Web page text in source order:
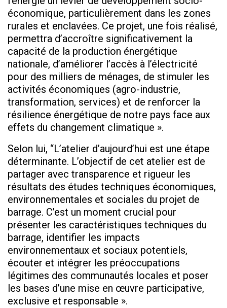
économique, particulièrement dans les zones
rurales et enclavées. Ce projet, une fois réalisé,
permettra d’accroître significativement la
capacité de la production énergétique
nationale, d’améliorer l’accès à l’électricité
pour des milliers de ménages, de stimuler les
activités économiques (agro-industrie,
transformation, services) et de renforcer la
résilience énergétique de notre pays face aux
effets du changement climatique ».
Selon lui, “L’atelier d’aujourd’hui est une étape
déterminante. L’objectif de cet atelier est de
partager avec transparence et rigueur les
résultats des études techniques économiques,
environnementales et sociales du projet de
barrage. C’est un moment crucial pour
présenter les caractéristiques techniques du
barrage, identifier les impacts
environnementaux et sociaux potentiels,
écouter et intégrer les préoccupations
légitimes des communautés locales et poser
les bases d’une mise en œuvre participative,
exclusive et responsable ».